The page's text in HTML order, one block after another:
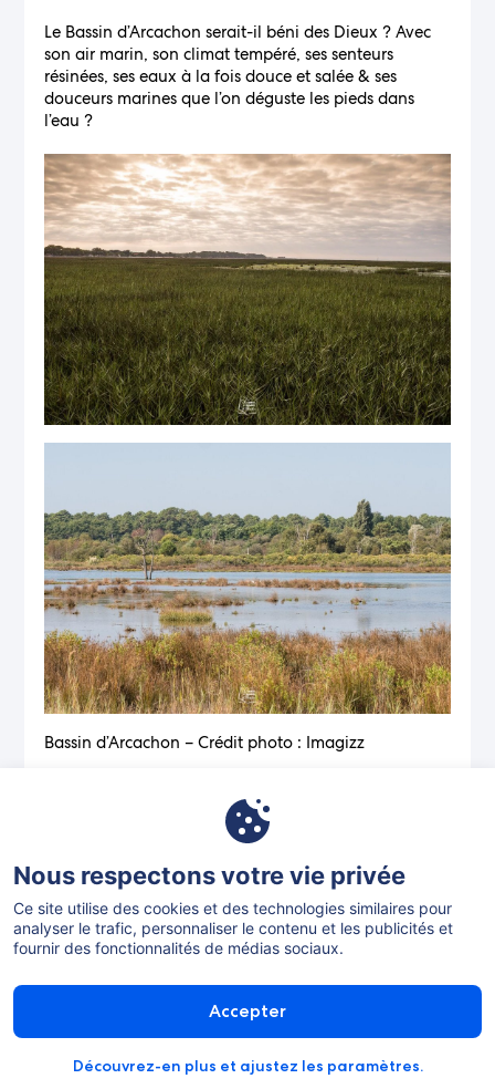
Le Bassin d’Arcachon serait-il béni des Dieux ? Avec
son air marin, son climat tempéré, ses senteurs
résinées, ses eaux à la fois douce et salée & ses
douceurs marines que l’on déguste les pieds dans
l’eau ?
Bassin d’Arcachon – Crédit photo : Imagizz
chaîne YouTube Expedia France
! Vous y trouverez en bonus la carte de mes bonnes
#### Où dormir :
Trouvez votrehôtel dans le bassin d’Arcachonen
voiture à Arcachonpour parcourir le bassin en toute
À propos des auteurs :
Nous respectons votre vie privée
Ce site utilise des cookies et des technologies similaires pour
analyser le trafic, personnaliser le contenu et les publicités et
fournir des fonctionnalités de médias sociaux.
Accepter
Découvrez-en plus et ajustez les paramètres.